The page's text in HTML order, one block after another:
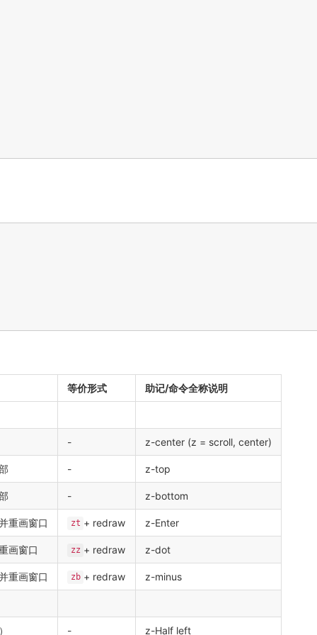
等价形式 助记/命令全称说明
- z-center (z = scroll, center)
- z-top
- z-bottom
重画窗口 zt + redraw z-Enter
画窗口 zz + redraw z-dot
重画窗口 zb + redraw z-minus
- z-Half left